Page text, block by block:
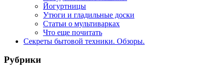
Йогуртницы
Утюги и гладильные доски
Статьи о мультиварках
Что еще почитать
Секреты бытовой техники. Обзоры.
Рубрики